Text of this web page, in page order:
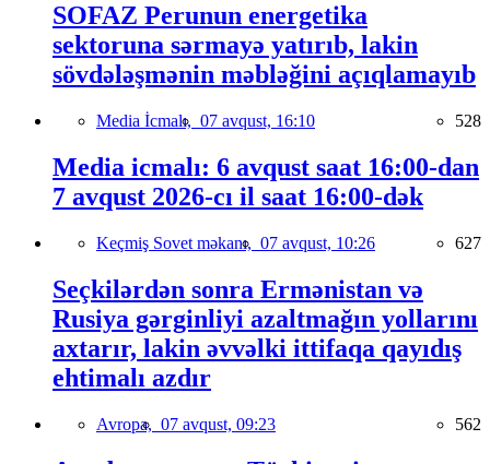
SOFAZ Perunun energetika
sektoruna sərmayə yatırıb, lakin
sövdələşmənin məbləğini açıqlamayıb
Media İcmalı, 07 avqust, 16:10 528
Media icmalı: 6 avqust saat 16:00-dan
7 avqust 2026-cı il saat 16:00-dək
Keçmiş Sovet məkanı, 07 avqust, 10:26 627
Seçkilərdən sonra Ermənistan və
Rusiya gərginliyi azaltmağın yollarını
axtarır, lakin əvvəlki ittifaqa qayıdış
ehtimalı azdır
Avropa, 07 avqust, 09:23 562